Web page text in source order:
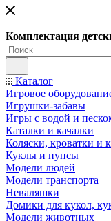
Комплектация
Каталог
Игровое
Игрушки-забавы
Игры с водой и
Каталки и качалки
Коляски, кроватки и
Куклы и пупсы
Модели людей
Модели транспорта
Неваляшки
Домики для кукол,
Модели животных